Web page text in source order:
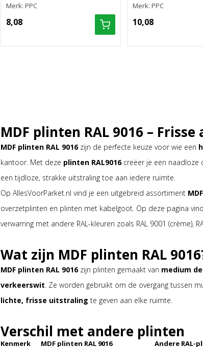
Merk: PPC
8,08
Merk: PPC
10,08
MDF plinten RAL 9016 –
MDF plinten RAL 9016zijn de perfecte keuze voor wie een
kantoor. Met deze plinten RAL9016creëer je een naadloze
een tijdloze, strakke uitstraling toe aan iedere ruimte.
Op AllesVoorParket.nl vind je een uitgebreid assortiment
overzetplinten en plinten met kabelgoot. Op deze pagina
verwarring met andere RAL-kleuren zoals RAL 9001 (crème),
Wat zijn MDF plinten RAL
MDF plinten RAL 9016zijn plinten gemaakt van medium
verkeerswit. Ze worden gebruikt om de overgang tussen
lichte, frisse uitstraling te geven aan elke ruimte.
Verschil met andere plinten
Kenmerk MDF plinten RAL 9016 Andere RAL-